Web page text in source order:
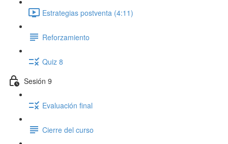
Estrategias postventa (4:11)
Reforzamiento
Quiz 8
Sesión 9
Evaluación final
Cierre del curso